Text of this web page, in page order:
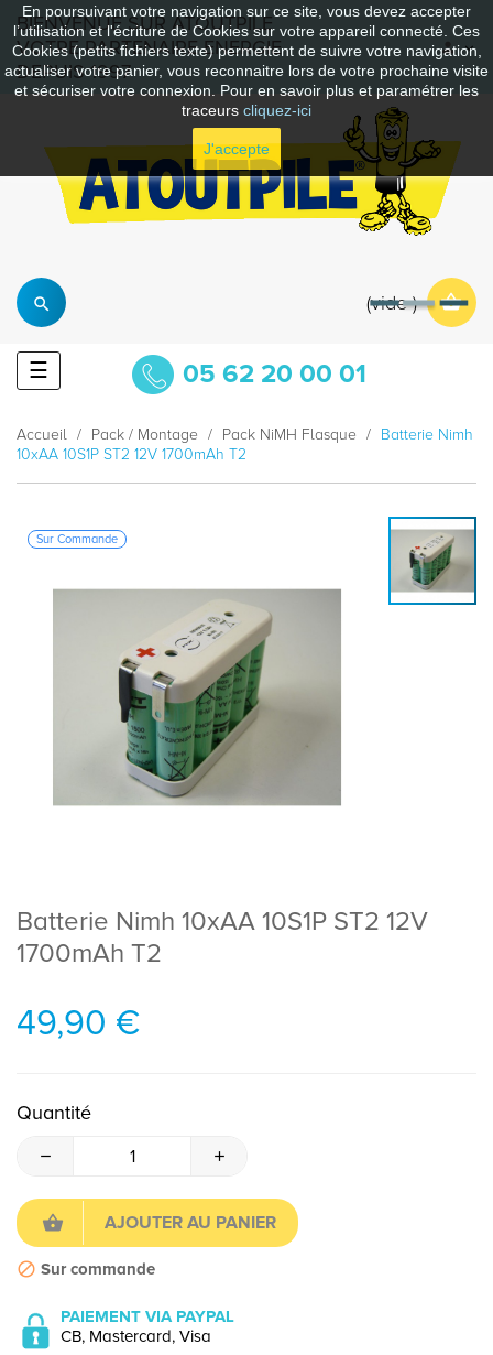
En poursuivant votre navigation sur ce site, vous devez accepter
l’utilisation et l'écriture de Cookies sur votre appareil connecté. Ces
Cookies (petits fichiers texte) permettent de suivre votre navigation,
actualiser votre panier, vous reconnaitre lors de votre prochaine visite
et sécuriser votre connexion. Pour en savoir plus et paramétrer les
traceurs cliquez-ici
J'accepte
BIENVENUE SUR ATOUTPILE
VOTRE PARTENAIRE ENERGIE
DEPUIS 1997
vide
Basculer
la
☰ 05 62 20 00 01
Accueil Pack / Montage Pack NiMH Flasque
Batterie Nimh
10xAA 10S1P ST2 12V 1700mAh T2
Sur Commande
Batterie Nimh 10xAA 10S1P ST2 12V
1700mAh T2
49,90 €
Quantité
AJOUTER AU PANIER
Sur commande
PAIEMENT VIA PAYPAL
CB, Mastercard, Visa